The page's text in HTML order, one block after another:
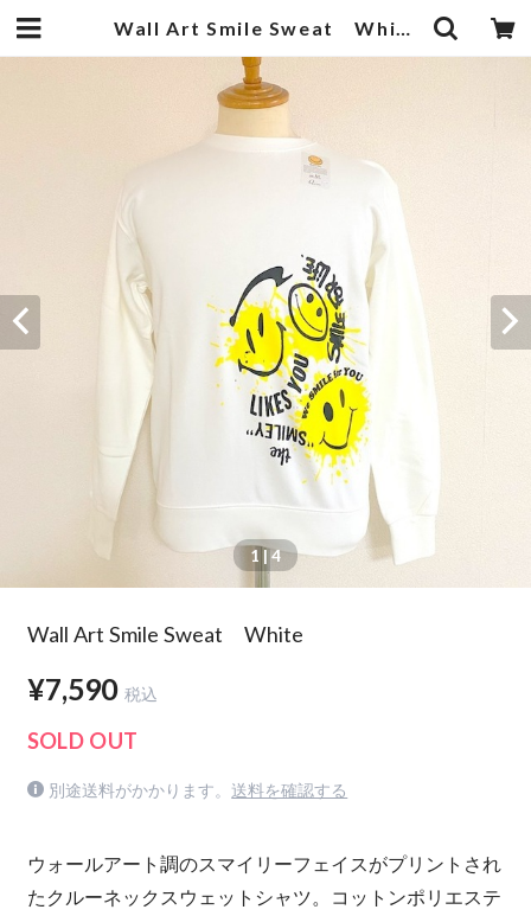
Wall Art Smile Sweat White | 武蔵小杉のセレクトショップ【ナクール】-nakool-
1 | 4
Wall Art Smile Sweat White
¥7,590 税込
SOLD OUT
別途送料がかかります。 送料を確認する
ウォールアート調のスマイリーフェイスがプリントされ
たクルーネックスウェットシャツ。コットンポリエステ